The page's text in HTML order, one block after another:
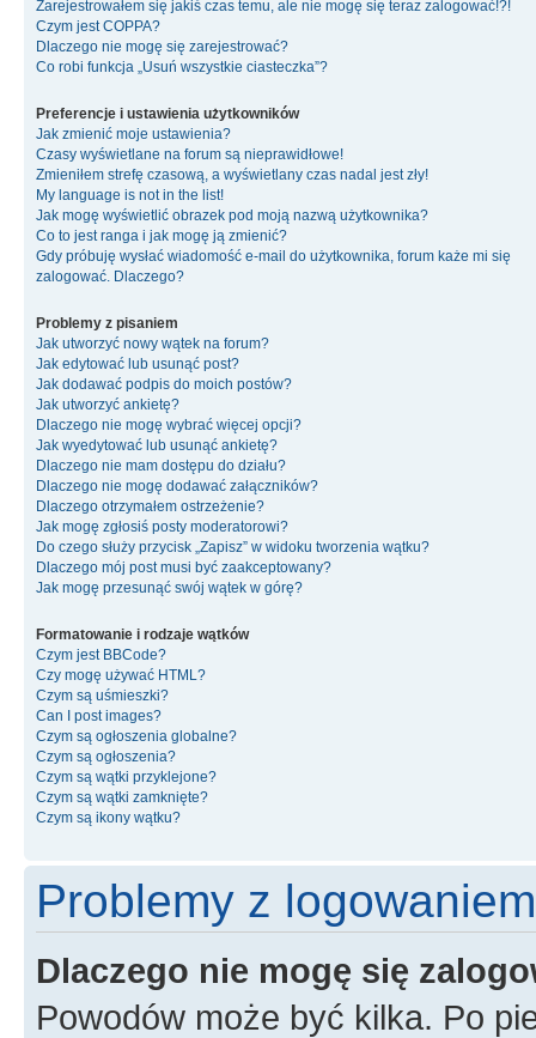
Zarejestrowałem się jakiś czas temu, ale nie mogę się teraz zalogować!?!
Czym jest COPPA?
Dlaczego nie mogę się zarejestrować?
Co robi funkcja „Usuń wszystkie ciasteczka”?
Preferencje i ustawienia użytkowników
Jak zmienić moje ustawienia?
Czasy wyświetlane na forum są nieprawidłowe!
Zmieniłem strefę czasową, a wyświetlany czas nadal jest zły!
My language is not in the list!
Jak mogę wyświetlić obrazek pod moją nazwą użytkownika?
Co to jest ranga i jak mogę ją zmienić?
Gdy próbuję wysłać wiadomość e-mail do użytkownika, forum każe mi się
zalogować. Dlaczego?
Problemy z pisaniem
Jak utworzyć nowy wątek na forum?
Jak edytować lub usunąć post?
Jak dodawać podpis do moich postów?
Jak utworzyć ankietę?
Dlaczego nie mogę wybrać więcej opcji?
Jak wyedytować lub usunąć ankietę?
Dlaczego nie mam dostępu do działu?
Dlaczego nie mogę dodawać załączników?
Dlaczego otrzymałem ostrzeżenie?
Jak mogę zgłosiś posty moderatorowi?
Do czego służy przycisk „Zapisz” w widoku tworzenia wątku?
Dlaczego mój post musi być zaakceptowany?
Jak mogę przesunąć swój wątek w górę?
Formatowanie i rodzaje wątków
Czym jest BBCode?
Czy mogę używać HTML?
Czym są uśmieszki?
Can I post images?
Czym są ogłoszenia globalne?
Czym są ogłoszenia?
Czym są wątki przyklejone?
Czym są wątki zamknięte?
Czym są ikony wątku?
Problemy z
Dlaczego nie mogę się
Powodów może być kilka. Po